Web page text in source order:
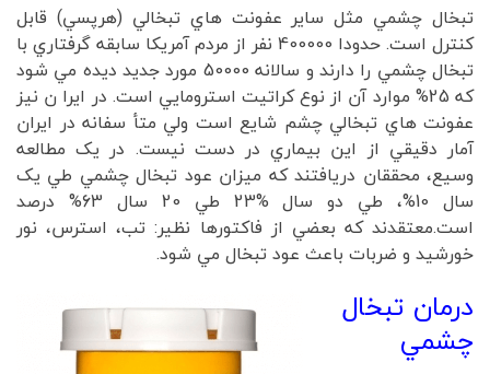
تبخال چشمي مثل ساير عفونت هاي تبخالي (هرپسي) قابل
کنترل است. حدودا 400000 نفر از مردم آمريکا سابقه گرفتاري با
تبخال چشمي را دارند و سالانه 50000 مورد جديد ديده مي شود
که 25% موارد آن از نوع کراتيت استرومايي است. در ايرا ن نيز
عفونت هاي تبخالي چشم شايع است ولي متأ سفانه در ايران
آمار دقيقي از اين بيماري در دست نيست. در يک مطالعه
وسيع، محققان دريافتند که ميزان عود تبخال چشمي طي يک
سال 10%، طي دو سال %23 طي 20 سال 63% درصد
است.معتقدند که بعضي از فاکتورها نظير: تب، استرس، نور
خورشيد و ضربات باعث عود تبخال مي شود.
درمان تبخال
چشمي